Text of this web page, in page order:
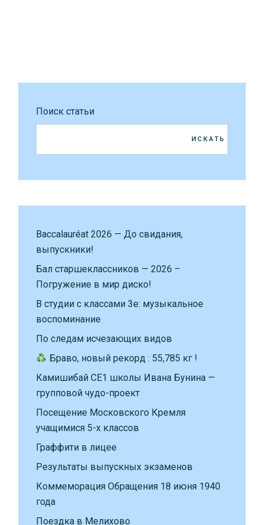
Поиск статьи
ИСКАТЬ
Baccalauréat 2026 — До свидания,
выпускники!
Бал старшеклассников — 2026 –
Погружение в мир диско!
В студии с классами 3е: музыкальное
воспоминание
По следам исчезающих видов
Браво, новый рекорд : 55,785 кг !
Камишибай CE1 школы Ивана Бунина —
групповой чудо-проект
Посещение Московского Кремля
учащимися 5-х классов
Граффити в лицее
Результаты выпускных экзаменов
Коммеморация Обращения 18 июня 1940
года
Поездка в Мелихово